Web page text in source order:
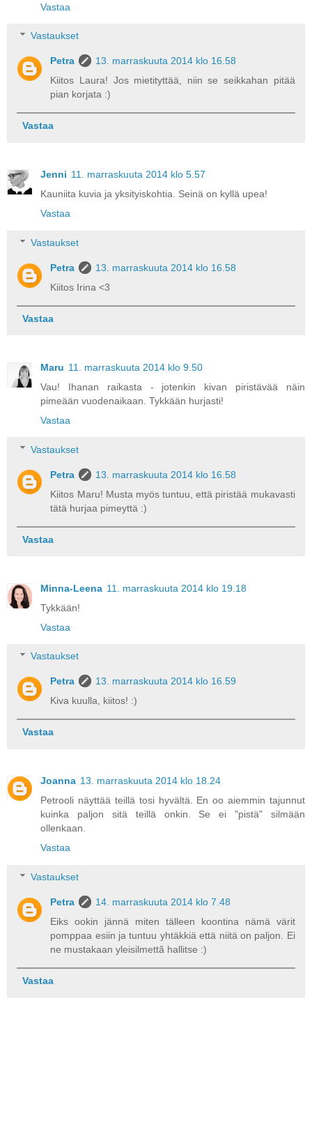
Vastaa
Vastaukset
Petra
13. marraskuuta 2014 klo 16.58
Kiitos Laura! Jos mietityttää, niin se seikkahan pitää
pian korjata :)
Vastaa
Jenni 11. marraskuuta 2014 klo 5.57
Kauniita kuvia ja yksityiskohtia. Seinä on kyllä upea!
Vastaa
Vastaukset
Petra
13. marraskuuta 2014 klo 16.58
Kiitos Irina <3
Vastaa
Maru 11. marraskuuta 2014 klo 9.50
Vau! Ihanan raikasta - jotenkin kivan piristävää näin
pimeään vuodenaikaan. Tykkään hurjasti!
Vastaa
Vastaukset
Petra
13. marraskuuta 2014 klo 16.58
Kiitos Maru! Musta myös tuntuu, että piristää mukavasti
tätä hurjaa pimeyttä :)
Vastaa
Minna-Leena 11. marraskuuta 2014 klo 19.18
Tykkään!
Vastaa
Vastaukset
Petra
13. marraskuuta 2014 klo 16.59
Kiva kuulla, kiitos! :)
Vastaa
Joanna 13. marraskuuta 2014 klo 18.24
Petrooli näyttää teillä tosi hyvältä. En oo aiemmin tajunnut
kuinka paljon sitä teillä onkin. Se ei "pistä" silmään
ollenkaan.
Vastaa
Vastaukset
Petra
14. marraskuuta 2014 klo 7.48
Eiks ookin jännä miten tälleen koontina nämä värit
pomppaa esiin ja tuntuu yhtäkkiä että niitä on paljon. Ei
ne mustakaan yleisilmettã hallitse :)
Vastaa